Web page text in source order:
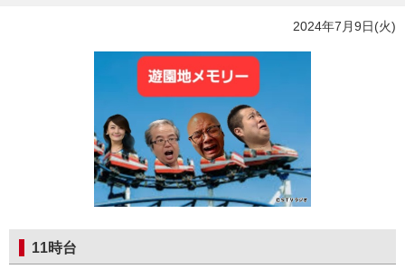
2024年7月9日(火)
11時台